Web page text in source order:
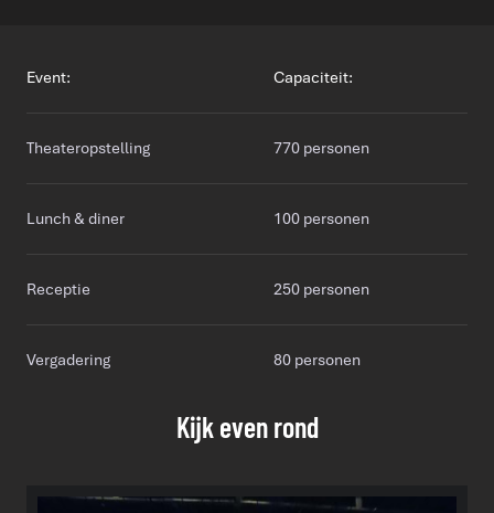
Event: Capaciteit:
Theateropstelling 770 personen
Lunch & diner 100 personen
Receptie 250 personen
Vergadering 80 personen
Kijk even rond